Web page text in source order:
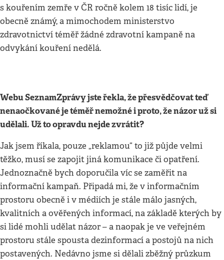
s kouřením zemře v ČR ročně kolem 18 tisíc lidí, je
obecně známý, a mimochodem ministerstvo
zdravotnictví téměř žádné zdravotní kampaně na
odvykání kouření nedělá.
Webu SeznamZprávy jste řekla, že přesvědčovat teď
nenaočkované je téměř nemožné i proto, že názor už si
udělali. Už to opravdu nejde zvrátit?
Jak jsem říkala, pouze „reklamou“ to již půjde velmi
těžko, musí se zapojit jiná komunikace či opatření.
Jednoznačně bych doporučila víc se zaměřit na
informační kampaň. Připadá mi, že v informačním
prostoru obecně i v médiích je stále málo jasných,
kvalitních a ověřených informací, na základě kterých by
si lidé mohli udělat názor – a naopak je ve veřejném
prostoru stále spousta dezinformací a postojů na nich
postavených. Nedávno jsme si dělali zběžný průzkum